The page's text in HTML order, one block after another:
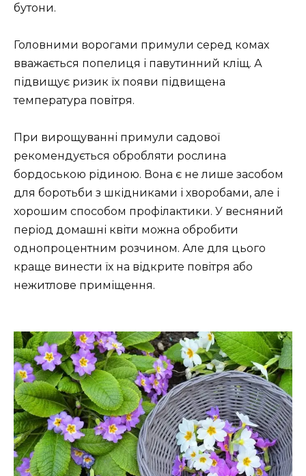
бутони.
Головними ворогами примули серед комах
вважається попелиця і павутинний кліщ. А
підвищує ризик їх появи підвищена
температура повітря.
При вирощуванні примули садової
рекомендується обробляти рослина
бордоською рідиною. Вона є не лише засобом
для боротьби з шкідниками і хворобами, але і
хорошим способом профілактики. У весняний
період домашні квіти можна обробити
однопроцентним розчином. Але для цього
краще винести їх на відкрите повітря або
нежитлове приміщення.